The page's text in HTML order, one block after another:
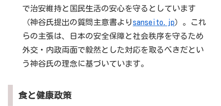
で治安維持と国民生活の安心を守るとしています
（神谷氏提出の質問主意書よりsanseito.jp）。これ
らの主張は、日本の安全保障と社会秩序を守るため
外交・内政両面で毅然とした対応を取るべきだとい
う神谷氏の理念に基づいています。
食と健康政策